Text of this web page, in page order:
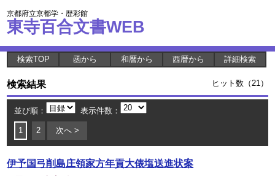
京都府立京都学・歴彩館
東寺百合文書WEB
検索TOP 函から 和暦から 西暦から 詳細検索
検索結果 ヒット数（21）
並び順： 表示件数：
1 2 次へ >
伊予国弓削島庄領家方年貢大俵塩送進状案